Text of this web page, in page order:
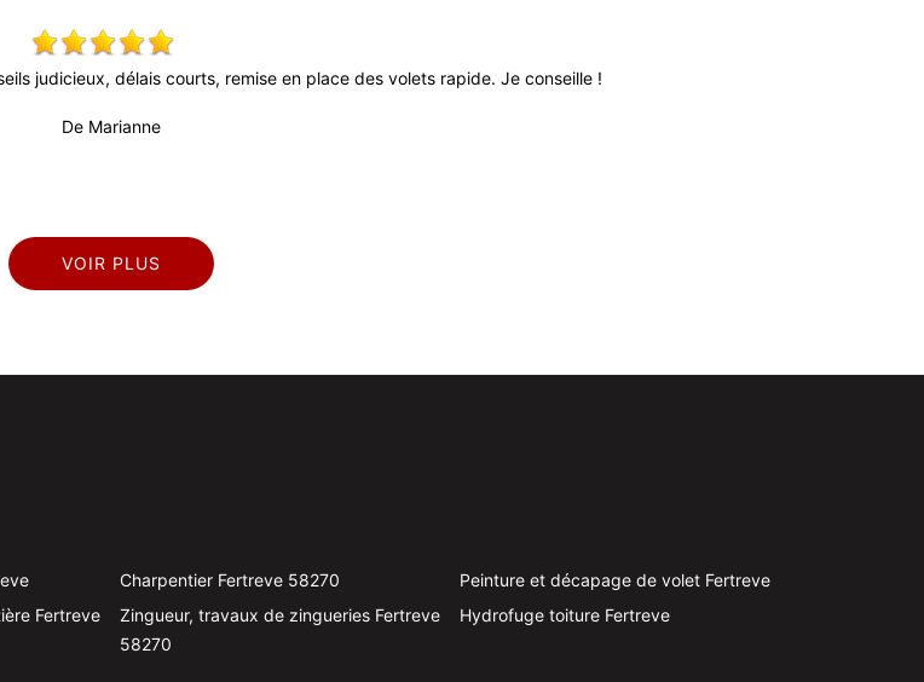
judicieux, délais courts, remise en place des volets rapide. Je conseille !
De Marianne
VOIR PLUS
Fertreve
Charpentier Fertreve 58270
Zingueur, travaux de zingueries Fertreve
58270
Peinture et décapage de volet Fertreve
Hydrofuge toiture Fertreve